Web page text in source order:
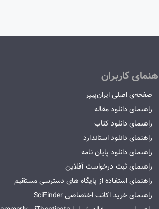
کاربران
صفحه‌ی اصلی ایران‌پیپر
راهنمای دانلود مقاله
راهنمای دانلود کتاب
راهنمای دانلود استاندارد
راهنمای دانلود پایان نامه
راهنمای ثبت درخواست آفلاین
راهنمای استفاده از پایگاه های دسترسی مستقیم
راهنمای خرید اکانت اختصاصی SciFinder